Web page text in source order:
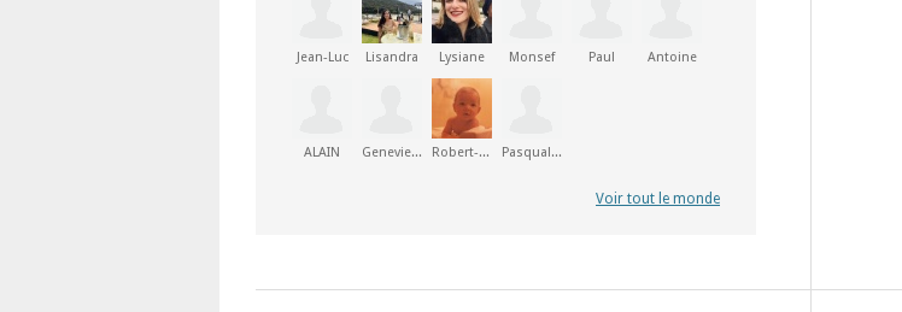
Jean-Luc Lisandra Lysiane Monsef Paul Antoine
ALAIN Genevieve Robert-Jean Pasqualini
Voir tout le monde